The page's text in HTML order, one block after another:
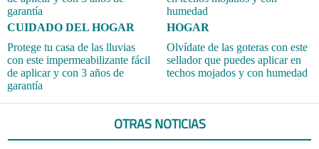
CUIDADO DEL HOGAR
Protege tu casa de las lluvias
con este impermeabilizante fácil
de aplicar y con 3 años de
garantía
HOGAR
Olvídate de las goteras con este
sellador que puedes aplicar en
techos mojados y con humedad
OTRAS NOTICIAS